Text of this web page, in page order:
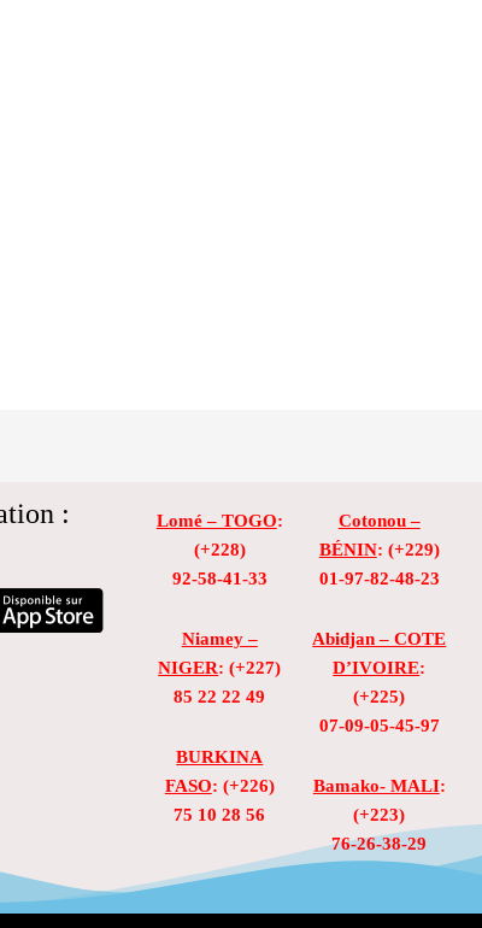
: Lomé – TOGO:
(+228)
92-58-41-33
Niamey –
NIGER: (+227)
85 22 22 49
BURKINA
FASO: (+226)
75 10 28 56
Cotonou –
BÉNIN: (+229)
01-97-82-48-23
Abidjan – COTE
D’IVOIRE:
(+225)
07-09-05-45-97
Bamako- MALI:
(+223)
76-26-38-29